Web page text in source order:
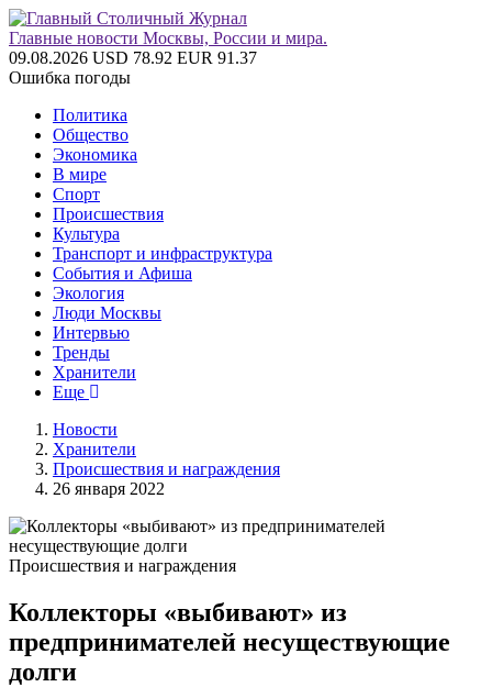
Главные новости Москвы, России и мира.
09.08.2026 USD 78.92 EUR 91.37
Ошибка погоды
Политика
Общество
Экономика
В мире
Спорт
Происшествия
Культура
Транспорт и инфраструктура
События и Афиша
Экология
Люди Москвы
Интервью
Тренды
Хранители
Еще
Новости
Хранители
Происшествия и награждения
26 января 2022
Происшествия и награждения
Коллекторы «выбивают» из
предпринимателей несуществующие
долги